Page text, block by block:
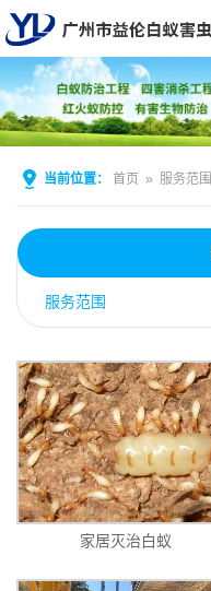
当前位置： 首页 » 服务范围
服务范围
家居灭治白蚁